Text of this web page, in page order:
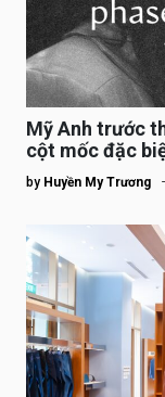
Mỹ Anh trước
cột mốc đặc
tế”
by Huyền My Trương